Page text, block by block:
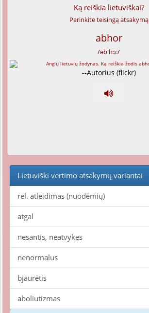
Ką reiškia lietuviškai?
Parinkite teisingą atsakymą
abhor
/əb'hɔ:/
--Autorius (flickr)
Lietuviški vertimo atsakymų variantai
rel. atleidimas (nuodėmių)
atgal
nesantis, neatvykęs
nenormalus
bjaurėtis
aboliutizmas